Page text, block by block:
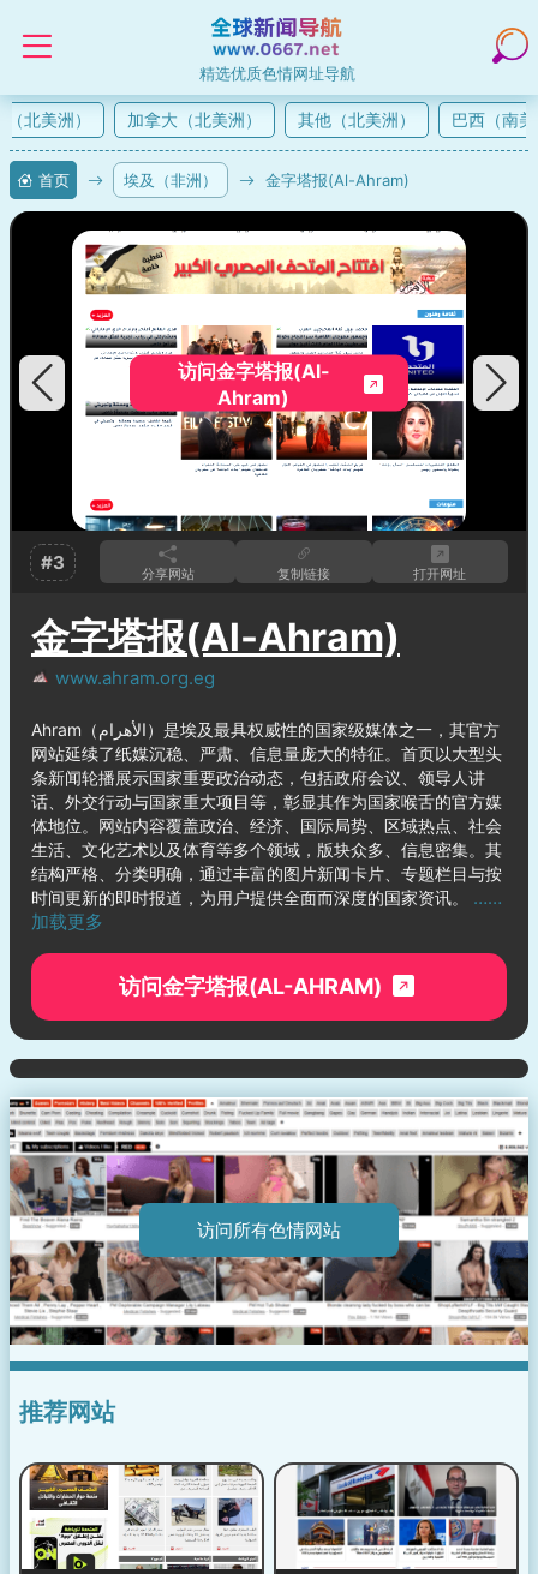
精选优质色情网址导航
北美洲） 加拿大（北美洲） 其他（北美洲） 巴西（南美
首页 埃及（非洲） 金字塔报(Al-Ahram)
访问金字塔报(Al-
Ahram)
#3 分享网站 复制链接 打开网址
金字塔报(Al-Ahram)
www.ahram.org.eg
Ahram（الأهرام）是埃及最具权威性的国家级媒体之一，其官方
网站延续了纸媒沉稳、严肃、信息量庞大的特征。首页以大型头
条新闻轮播展示国家重要政治动态，包括政府会议、领导人讲
话、外交行动与国家重大项目等，彰显其作为国家喉舌的官方媒
体地位。网站内容覆盖政治、经济、国际局势、区域热点、社会
生活、文化艺术以及体育等多个领域，版块众多、信息密集。其
结构严格、分类明确，通过丰富的图片新闻卡片、专题栏目与按
时间更新的即时报道，为用户提供全面而深度的国家资讯。 ……
加载更多
访问金字塔报(AL-AHRAM)
访问所有色情网站
推荐网站